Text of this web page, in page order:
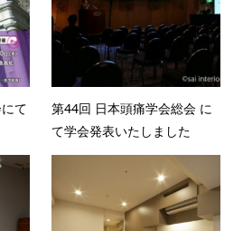
て
第44回 日本頭痛学会総会 に
て学会発表いたしました